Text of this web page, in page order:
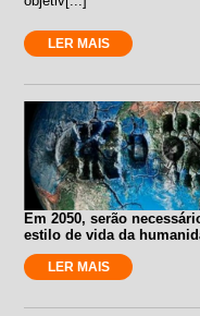
LER MAIS
Em 2050, serão
estilo de vida da
LER MAIS